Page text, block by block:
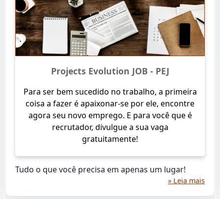
Projects Evolution JOB - PEJ
Para ser bem sucedido no trabalho, a primeira
coisa a fazer é apaixonar-se por ele, encontre
agora seu novo emprego. E para você que é
recrutador, divulgue a sua vaga
gratuitamente!
Tudo o que você precisa em apenas um lugar!
» Leia mais